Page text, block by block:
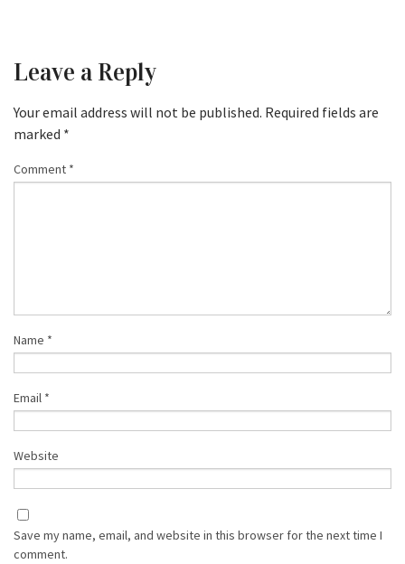
Leave a Reply
Your email address will not be published. Required fields are
marked *
Comment *
Name *
Email *
Website
Save my name, email, and website in this browser for the next time I
comment.